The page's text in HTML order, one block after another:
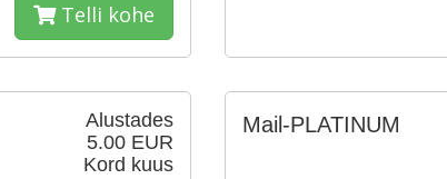
Telli kohe
Alustades
5.00 EUR
Kord kuus
Mail-PLATINUM